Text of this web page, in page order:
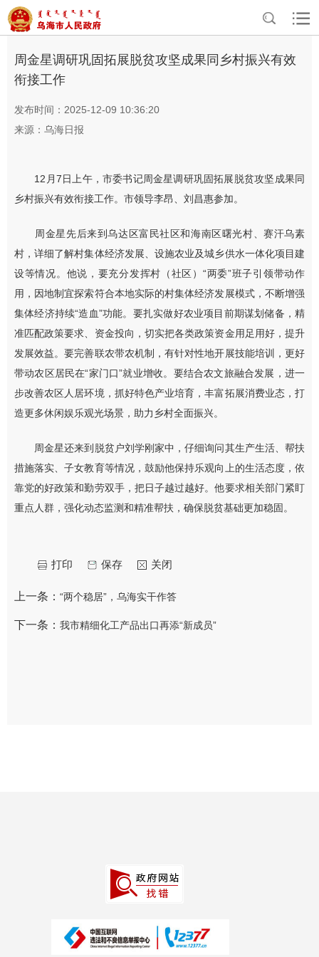
首页>资讯中心 > 乌海要闻
周金星调研巩固拓展脱贫攻坚成果同乡村振兴有效
衔接工作
发布时间：2025-12-09 10:36:20
来源：乌海日报
12月7日上午，市委书记周金星调研巩固拓展脱贫攻坚成果同
乡村振兴有效衔接工作。市领导李昂、刘昌惠参加。
周金星先后来到乌达区富民社区和海南区曙光村、赛汗乌素
村，详细了解村集体经济发展、设施农业及城乡供水一体化项目建
设等情况。他说，要充分发挥村（社区）“两委”班子引领带动作
用，因地制宜探索符合本地实际的村集体经济发展模式，不断增强
集体经济持续“造血”功能。要扎实做好农业项目前期谋划储备，精
准匹配政策要求、资金投向，切实把各类政策资金用足用好，提升
发展效益。要完善联农带农机制，有针对性地开展技能培训，更好
带动农区居民在“家门口”就业增收。要结合农文旅融合发展，进一
步改善农区人居环境，抓好特色产业培育，丰富拓展消费业态，打
造更多休闲娱乐观光场景，助力乡村全面振兴。
周金星还来到脱贫户刘学刚家中，仔细询问其生产生活、帮扶
措施落实、子女教育等情况，鼓励他保持乐观向上的生活态度，依
靠党的好政策和勤劳双手，把日子越过越好。他要求相关部门紧盯
重点人群，强化动态监测和精准帮扶，确保脱贫基础更加稳固。
关闭
保存
打印
上一条： “两个稳居”，乌海实干作答
下一条： 我市精细化工产品出口再添“新成员”